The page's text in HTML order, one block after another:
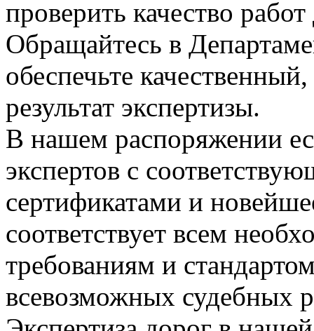
проверить качество
Обращайтесь в
обеспечьте
результат экспертизы.
В нашем распоряжении
экспертов с
сертификатами и
соответствует всем
требованиям и
всевозможных судебных